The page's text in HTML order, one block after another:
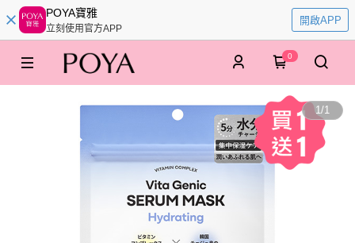
POYA寶雅
立刻使用官方APP
開啟APP
0
1/1